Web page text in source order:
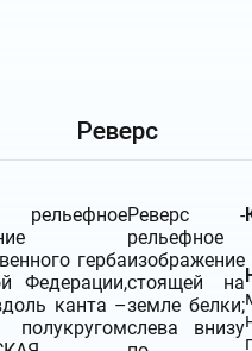
Реверс
герба
Федерации,
канта –
Реверс -
рельефное
изображение
стоящей на
земле белки;
слева внизу